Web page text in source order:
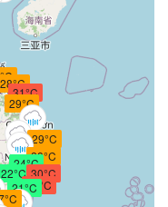
31°C
28°C
29°C
29°C
24°C
21°C
28°C
22°C 30°C
31°C